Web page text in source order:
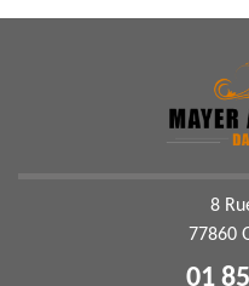
8
77860
01